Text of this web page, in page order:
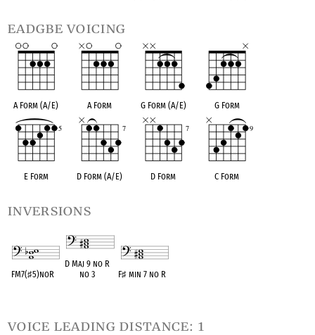
eadgbe voicing
A Form (A/E) A Form G Form (A/E) G Form
E Form D Form (A/E) D Form C Form
inversions
FM7(♯5)noR
D Maj 9 no R
no 3
F♯min 7 no R
voice leading distance: 1